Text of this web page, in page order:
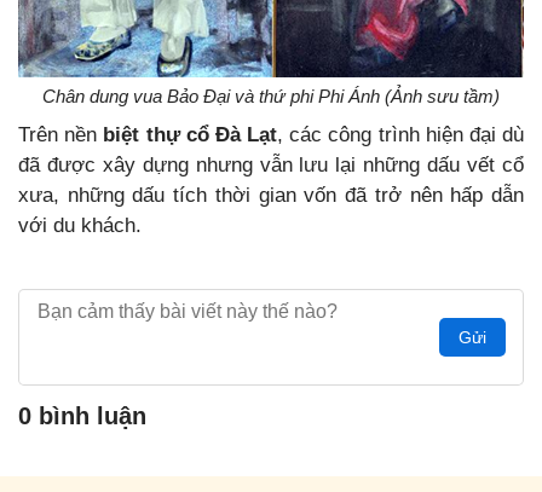
Chân dung vua Bảo Đại và thứ phi Phi Ánh (Ảnh sưu tầm)
Trên nền biệt thự cổ Đà Lạt, các công trình hiện đại dù
đã được xây dựng nhưng vẫn lưu lại những dấu vết cổ
xưa, những dấu tích thời gian vốn đã trở nên hấp dẫn
với du khách.
Gửi
0 bình luận